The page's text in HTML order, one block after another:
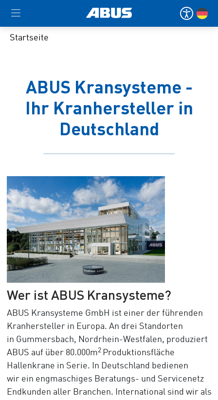
Startseite
ABUS Kransysteme -
Ihr Kranhersteller in
Deutschland
Wer ist ABUS Kransysteme?
ABUS Kransysteme GmbH ist einer der führenden
Kranhersteller in Europa. An drei Standorten
in Gummersbach, Nordrhein-Westfalen, produziert
ABUS auf über 80.000m2 Produktionsfläche
Hallenkrane in Serie. In Deutschland bedienen
wir ein engmaschiges Beratungs- und Servicenetz
Endkunden aller Branchen. International sind wir als